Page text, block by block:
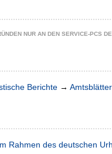
NUR AN DEN SERVICE-PCS
Berichte → Amtsblätter
Rahmen des deutschen